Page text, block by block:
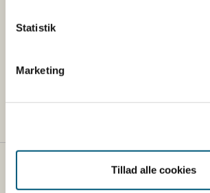
Statistik
Marketing
Tillad alle cookies
hobbyhønsehold i Det Centrale
Læs mere om registrering af
Fødevarestyrelsen